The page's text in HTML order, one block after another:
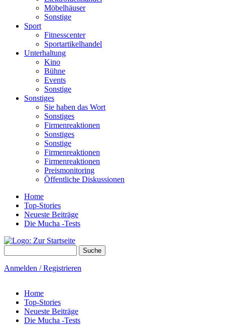
Möbelhäuser
Sonstige
Sport
Fitnesscenter
Sportartikelhandel
Unterhaltung
Kino
Bühne
Events
Sonstige
Sonstiges
Sie haben das Wort
Sonstiges
Firmenreaktionen
Sonstiges
Sonstige
Firmenreaktionen
Firmenreaktionen
Preismonitoring
Öffentliche Diskussionen
Home
Top-Stories
Neueste Beiträge
Die Mucha -Tests
Anmelden / Registrieren
Home
Top-Stories
Neueste Beiträge
Die Mucha -Tests